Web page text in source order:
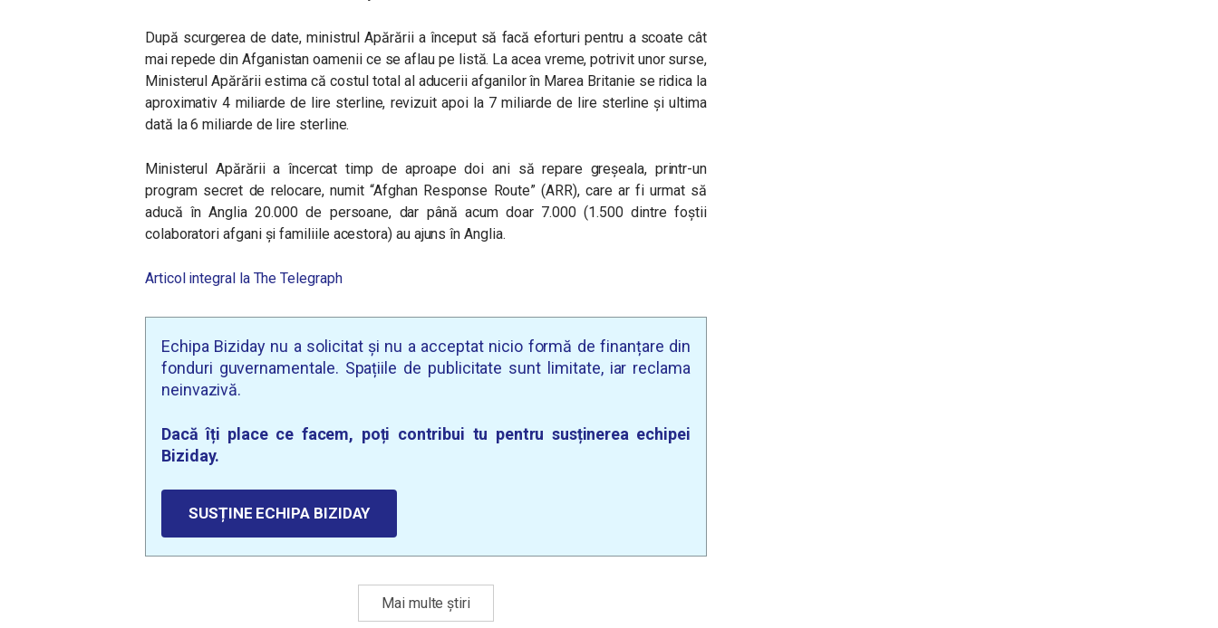
După scurgerea de date, ministrul Apărării a început să facă eforturi pentru a scoate cât
mai repede din Afganistan oamenii ce se aflau pe listă. La acea vreme, potrivit unor surse,
Ministerul Apărării estima că costul total al aducerii afganilor în Marea Britanie se ridica la
aproximativ 4 miliarde de lire sterline, revizuit apoi la 7 miliarde de lire sterline și ultima
dată la 6 miliarde de lire sterline.
Ministerul Apărării a încercat timp de aproape doi ani să repare greșeala, printr-un
program secret de relocare, numit “Afghan Response Route” (ARR), care ar fi urmat să
aducă în Anglia 20.000 de persoane, dar până acum doar 7.000 (1.500 dintre foștii
colaboratori afgani și familiile acestora) au ajuns în Anglia.
Articol integral la The Telegraph
Echipa Biziday nu a solicitat și nu a acceptat nicio formă de finanțare din
fonduri guvernamentale. Spațiile de publicitate sunt limitate, iar reclama
neinvazivă.
Dacă îți place ce facem, poți contribui tu pentru susținerea echipei
Biziday.
SUSȚINE ECHIPA BIZIDAY
Mai multe știri